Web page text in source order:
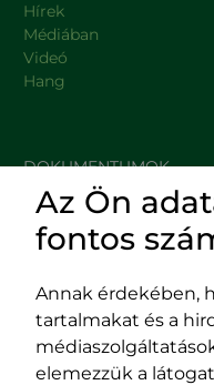
Hírek
Médiában
Videó
Hang
DOKUMENTUMOK
HASZNOS LINKEK
Az Ön
fontos
Annak érdekében,
tartalmakat és a
elemezzük a